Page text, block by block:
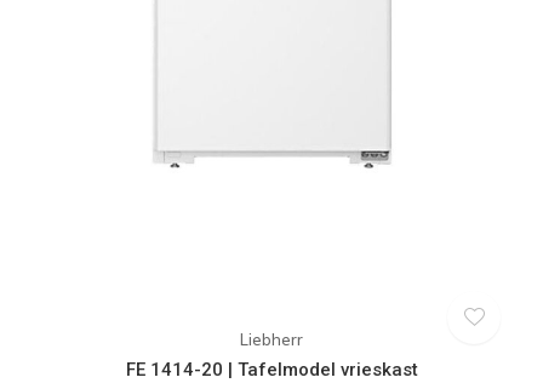
Liebherr
FE 1414-20 | Tafelmodel vrieskast